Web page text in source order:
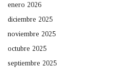
enero 2026
diciembre 2025
noviembre 2025
octubre 2025
septiembre 2025